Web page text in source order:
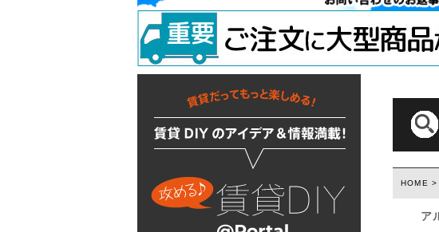
掃除・汚れ・サビ落し
隅金
建築金物
HOME
ア